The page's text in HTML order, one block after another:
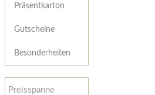
Präsentkarton
Gutscheine
Besonderheiten
Preisspanne